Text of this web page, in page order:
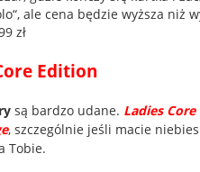
ale cena będzie wyższa niż
zł
Edition
są bardzo udane. Ladies
, szczególnie jeśli macie
Tobie.